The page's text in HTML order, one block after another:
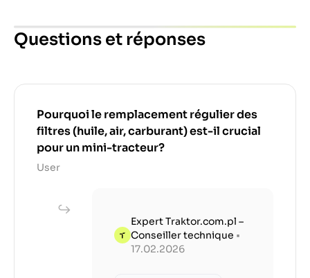
Questions et réponses
Pourquoi le remplacement régulier des
filtres (huile, air, carburant) est-il crucial
pour un mini-tracteur?
User
Expert Traktor.com.pl –
Conseiller technique •
17.02.2026